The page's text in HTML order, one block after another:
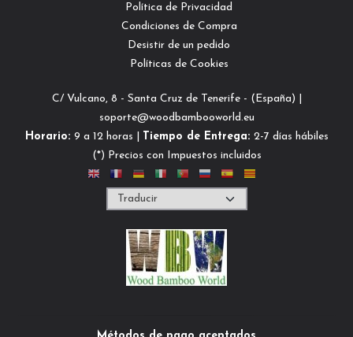
Política de Privacidad
Condiciones de Compra
Desistir de un pedido
Políticas de Cookies
C/ Vulcano, 8 - Santa Cruz de Tenerife - (España) |
soporte@woodbambooworld.eu
Horario: 9 a 12 horas | Tiempo de Entrega: 2-7 días hábiles
(*) Precios con Impuestos incluidos